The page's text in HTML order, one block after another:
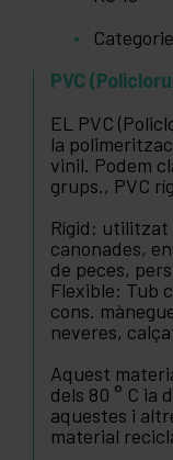
PVC
EL PVC
la
vinil. Podem
grups., PVC
Rígid: utilitzat
canonades,
de peces,
Flexible: Tub
cons.
neveres,
Aquest
dels 80 ° C ia
aquestes i
material